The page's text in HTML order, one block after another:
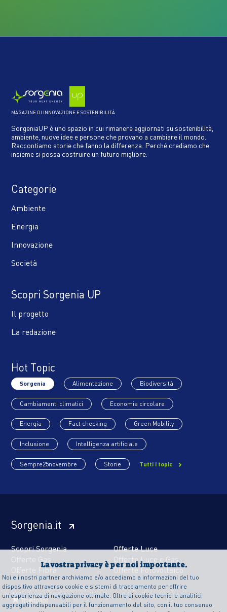
La vostra privacy è per noi importante.
Noi e i nostri partner archiviamo e/o accediamo a informazioni del tuo
dispositivo attraverso cookie e sistemi di tracciamento per offrire
un’esperienza di navigazione ottimale. Oltre ai cookie tecnici e analitici
aggregati indispensabili per il funzionamento del sito, con il tuo consenso
MAGAZINE DI INNOVAZIONE E SOSTENIBILITÀ
SorgeniaUP è uno spazio in cui rimanere aggiornati su sostenibilità,
ambiente, nuove idee e persone che provano a cambiare il mondo.
Raccontiamo storie che fanno la differenza. Perché crediamo che
insieme si possa costruire un futuro migliore.
Categorie
Ambiente
Energia
Innovazione
Società
Scopri Sorgenia UP
Il progetto
La redazione
Hot Topic
Sorgenia Alimentazione Biodiversità
Cambiamenti climatici Economia circolare
Energia Fact checking Green Mobility
Inclusione Intelligenza artificiale
Sempre25novembre Storie Tutti i topic
Sorgenia.it
Scopri Sorgenia
Offerte Luce
Offerte Gas
Offerte Luce e Gas
Offerte Fibra
Offerte Fotovoltaico